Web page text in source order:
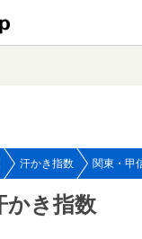
汗かき指数 関東・甲
かき指数